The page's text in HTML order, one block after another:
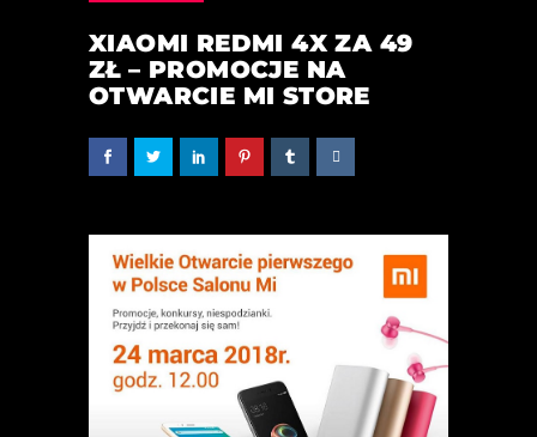
XIAOMI REDMI 4X ZA 49
ZŁ – PROMOCJE NA
OTWARCIE MI STORE